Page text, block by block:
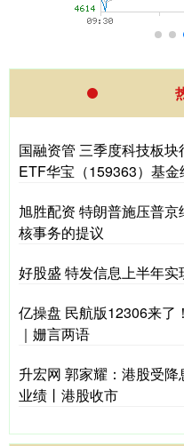
国融资管 三季度科技板
ETF华宝（159363）基
旭胜配资 特朗普施压普
核事务的提议
好股盛 特发信息上半年
亿操盘 民航版12306来了
｜姗言两语
升宏网 郭家耀：港股受
业绩丨港股收市